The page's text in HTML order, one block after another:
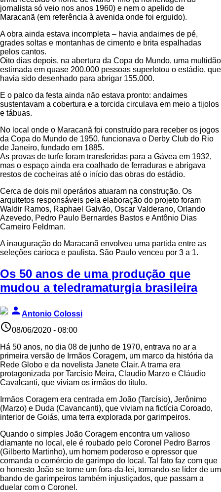
jornalista só veio nos anos 1960) e nem o apelido de
Maracanã (em referência à avenida onde foi erguido).
A obra ainda estava incompleta – havia andaimes de pé,
grades soltas e montanhas de cimento e brita espalhadas
pelos cantos.
Oito dias depois, na abertura da Copa do Mundo, uma multidão
estimada em quase 200.000 pessoas superlotou o estádio, que
havia sido desenhado para abrigar 155.000.
E o palco da festa ainda não estava pronto: andaimes
sustentavam a cobertura e a torcida circulava em meio a tijolos
e tábuas.
No local onde o Maracanã foi construído para receber os jogos
da Copa do Mundo de 1950, funcionava o Derby Club do Rio
de Janeiro, fundado em 1885.
As provas de turfe foram transferidas para a Gávea em 1932,
mas o espaço ainda era coalhado de ferraduras e abrigava
restos de cocheiras até o início das obras do estádio.
Cerca de dois mil operários atuaram na construção. Os
arquitetos responsáveis pela elaboração do projeto foram
Waldir Ramos, Raphael Galvão, Oscar Valderano, Orlando
Azevedo, Pedro Paulo Bernardes Bastos e Antônio Dias
Carneiro Feldman.
A inauguração do Maracanã envolveu uma partida entre as
seleções carioca e paulista. São Paulo venceu por 3 a 1.
Os 50 anos de uma produção que
mudou a teledramaturgia brasileira
person Antonio Colossi
access_time08/06/2020 - 08:00
Há 50 anos, no dia 08 de junho de 1970, entrava no ar a
primeira versão de Irmãos Coragem, um marco da história da
Rede Globo e da novelista Janete Clair. A trama era
protagonizada por Tarcísio Meira, Claudio Marzo e Cláudio
Cavalcanti, que viviam os irmãos do título.
Irmãos Coragem era centrada em João (Tarcísio), Jerônimo
(Marzo) e Duda (Cavancanti), que viviam na fictícia Coroado,
interior de Goiás, uma terra explorada por garimpeiros.
Quando o simples João Coragem encontra um valioso
diamante no local, ele é roubado pelo Coronel Pedro Barros
(Gilberto Martinho), um homem poderoso e opressor que
comanda o comércio de garimpo do local. Tal fato faz com que
o honesto João se torne um fora-da-lei, tornando-se líder de um
bando de garimpeiros também injustiçados, que passam a
duelar com o Coronel.